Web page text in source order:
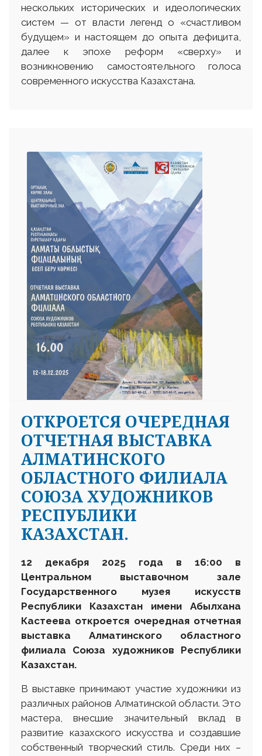
нескольких исторических и идеологических
систем — от власти легенд о «счастливом
будущем» и настоящем до опыта дефицита,
далее к эпохе реформ «сверху» и
возникновению самостоятельного голоса
современного искусства Казахстана.
ОТКРОЕТСЯ ОЧЕРЕДНАЯ
ОТЧЕТНАЯ ВЫСТАВКА
АЛМАТИНСКОГО
ОБЛАСТНОГО ФИЛИАЛА
СОЮЗА ХУДОЖНИКОВ
РЕСПУБЛИКИ
КАЗАХСТАН.
12 декабря 2025 года в 16:00 в
Центральном выставочном зале
Государственного музея искусств
Республики Казахстан имени Абылхана
Кастеева откроется очередная отчетная
выставка Алматинского областного
филиала Союза художников Республики
Казахстан.
В выставке принимают участие художники из
различных районов Алматинской области. Это
мастера, внесшие значительный вклад в
развитие казахского искусства и создавшие
собственный творческий стиль. Среди них –